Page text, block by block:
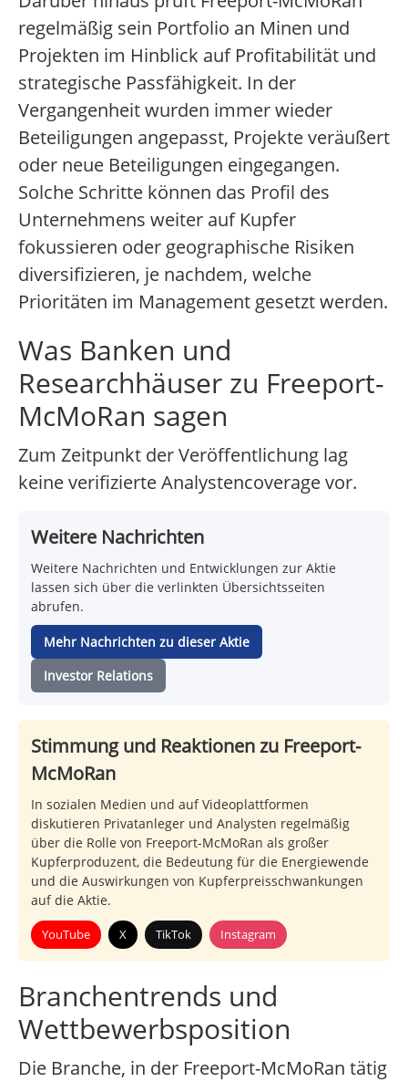
regelmäßig sein Portfolio an Minen und
Projekten im Hinblick auf Profitabilität und
strategische Passfähigkeit. In der
Vergangenheit wurden immer wieder
Beteiligungen angepasst, Projekte veräußert
oder neue Beteiligungen eingegangen.
Solche Schritte können das Profil des
Unternehmens weiter auf Kupfer
fokussieren oder geographische Risiken
diversifizieren, je nachdem, welche
Prioritäten im Management gesetzt werden.
Was Banken und
Researchhäuser zu Freeport-
McMoRan sagen
Zum Zeitpunkt der Veröffentlichung lag
keine verifizierte Analystencoverage vor.
Weitere Nachrichten
Weitere Nachrichten und Entwicklungen zur Aktie
lassen sich über die verlinkten Übersichtsseiten
abrufen.
Mehr Nachrichten zu dieser Aktie
Investor Relations
Stimmung und Reaktionen zu Freeport-
McMoRan
In sozialen Medien und auf Videoplattformen
diskutieren Privatanleger und Analysten regelmäßig
über die Rolle von Freeport-McMoRan als großer
Kupferproduzent, die Bedeutung für die Energiewende
und die Auswirkungen von Kupferpreisschwankungen
auf die Aktie.
YouTube X TikTok Instagram
Branchentrends und
Wettbewerbsposition
Die Branche, in der Freeport-McMoRan tätig